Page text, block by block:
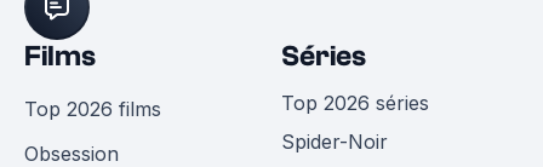
Films
Top 2026 films
Obsession
Séries
Top 2026 séries
Spider-Noir